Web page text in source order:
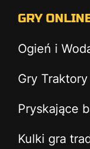
GRY
Ogień i
Gry Traktory
Pryskające
Kulki gra